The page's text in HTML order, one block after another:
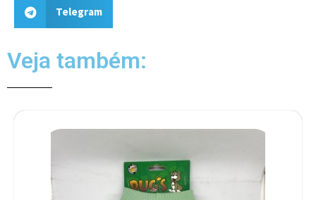
Telegram
Veja também: